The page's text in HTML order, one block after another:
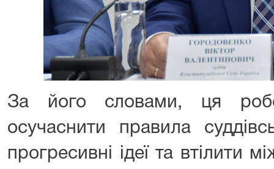
За його словами, ця
осучаснити правила
прогресивні ідеї та втілити